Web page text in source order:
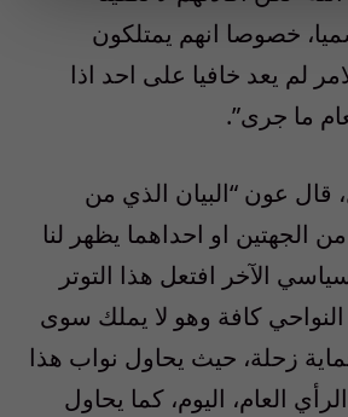
خصوصا انهم يمتلكون
لم يعد خافيا على احد اذا
ما جرى”.
قال عون “البيان الذي من
الجهتين او احداهما يظهر لنا
الآخر افتعل هذا التوتر
كافة وهو لا يملك سوى
زحلة، حيث يحاول نواب هذا
العام، اليوم، كما يحاول